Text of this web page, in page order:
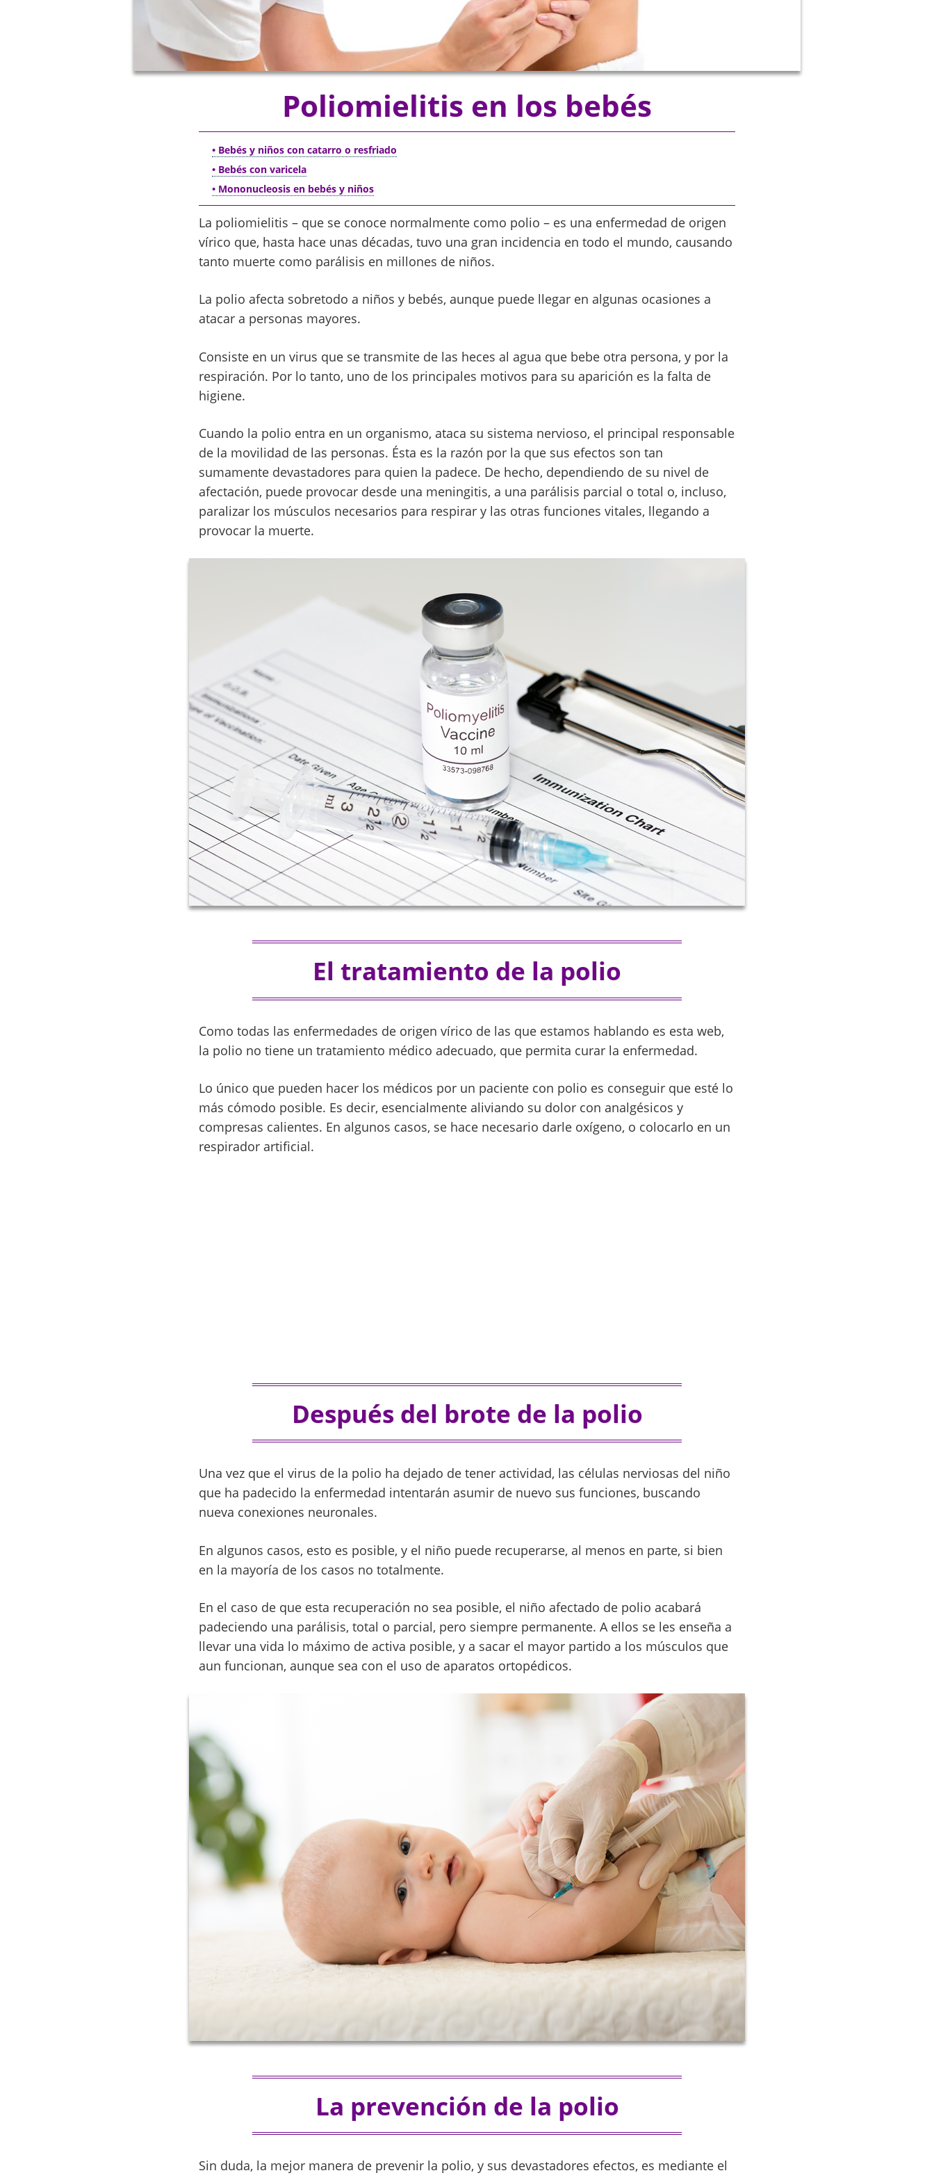
Poliomielitis en los bebés
• Bebés y niños con catarro o resfriado
• Bebés con varicela
• Mononucleosis en bebés y niños
La poliomielitis – que se conoce normalmente como polio – es una enfermedad de origen
vírico que, hasta hace unas décadas, tuvo una gran incidencia en todo el mundo, causando
tanto muerte como parálisis en millones de niños.
La polio afecta sobretodo a niños y bebés, aunque puede llegar en algunas ocasiones a
atacar a personas mayores.
Consiste en un virus que se transmite de las heces al agua que bebe otra persona, y por la
respiración. Por lo tanto, uno de los principales motivos para su aparición es la falta de
higiene.
Cuando la polio entra en un organismo, ataca su sistema nervioso, el principal responsable
de la movilidad de las personas. Ésta es la razón por la que sus efectos son tan
sumamente devastadores para quien la padece. De hecho, dependiendo de su nivel de
afectación, puede provocar desde una meningitis, a una parálisis parcial o total o, incluso,
paralizar los músculos necesarios para respirar y las otras funciones vitales, llegando a
provocar la muerte.
El tratamiento de la polio
Como todas las enfermedades de origen vírico de las que estamos hablando es esta web,
la polio no tiene un tratamiento médico adecuado, que permita curar la enfermedad.
Lo único que pueden hacer los médicos por un paciente con polio es conseguir que esté lo
más cómodo posible. Es decir, esencialmente aliviando su dolor con analgésicos y
compresas calientes. En algunos casos, se hace necesario darle oxígeno, o colocarlo en un
respirador artificial.
Después del brote de la polio
Una vez que el virus de la polio ha dejado de tener actividad, las células nerviosas del niño
que ha padecido la enfermedad intentarán asumir de nuevo sus funciones, buscando
nueva conexiones neuronales.
En algunos casos, esto es posible, y el niño puede recuperarse, al menos en parte, si bien
en la mayoría de los casos no totalmente.
En el caso de que esta recuperación no sea posible, el niño afectado de polio acabará
padeciendo una parálisis, total o parcial, pero siempre permanente. A ellos se les enseña a
llevar una vida lo máximo de activa posible, y a sacar el mayor partido a los músculos que
aun funcionan, aunque sea con el uso de aparatos ortopédicos.
La prevención de la polio
Sin duda, la mejor manera de prevenir la polio, y sus devastadores efectos, es mediante el